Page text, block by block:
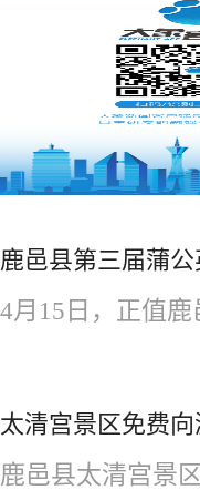
鹿邑县第三届蒲
4月15日，正值
太清宫景区免费
鹿邑县太清宫景